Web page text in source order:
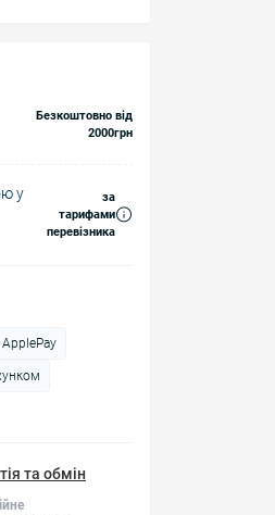
Безкоштовно від
2000грн
у
за
тарифами
перевізника
ApplePay
та обмін